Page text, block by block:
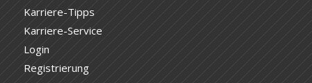
Karriere-Tipps
Karriere-Service
Login
Registrierung